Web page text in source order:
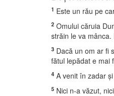
1 Este un rău pe
2 Omului căruia
străin le va
3 Dacă un om ar fi
fătul lepădat e mai
4 A venit în zadar
5 Nici n-a văzut,